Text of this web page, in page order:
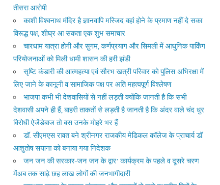
तीसरा आरोपी
काशी विश्वनाथ मंदिर है ज्ञानवापि मस्जिद वहां होने के प्रमाण नहीं दे सका
विरूद्ध पक्ष, शीघ्र आ सकता एक शुभ समाचार
चारधाम यात्रा होगी और सुगम, कर्णप्रयाग और सिमली में आधुनिक पार्किंग
परियोजनाओं को मिली धामी शासन की हरी झंडी
सृष्टि कंडारी की आत्महत्या एवं सौरभ खत्री परिवार को पुलिस अभिरक्षा में
लिए जाने के कानूनी व सामाजिक पक्ष पर अति महत्वपूर्ण विश्लेषण
भाजपा कभी भी देशवासियों से नहीं लड़ती क्योंकि जानती है कि सभी
देशवासी अपने ही हैं, बाहरी ताकतों से लड़ती है जानती है कि अंदर वाले चंद धुर
विरोधी ऐजेंडेबाज तो बस उनके मोहरे भर हैं
डॉ. सीएमएस रावत बने श्रीनगर राजकीय मेडिकल कॉलेज के प्राचार्य डॉ
आशुतोष सयाना को बनाया गया निदेशक
जन जन की सरकार-जन जन के द्वार’ कार्यक्रम के पहले व दूसरे चरण
मेंअब तक साढ़े छह लाख लोगों की जनभागीदारी